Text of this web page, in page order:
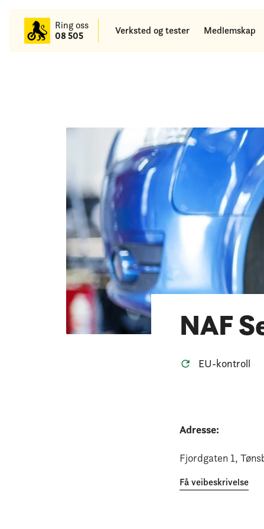
Ring oss
08 505
Verksted og tester Medlemskap
hovedinnhold
NAF
EU-kontroll
Adresse:
Fjordgaten 1,
Få veibeskrivelse